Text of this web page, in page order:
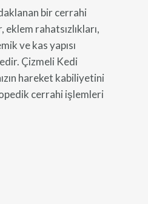
bir cerrahi
eklem rahatsızlıkları,
ve kas yapısı
Çizmeli Kedi
hareket kabiliyetini
cerrahi işlemleri